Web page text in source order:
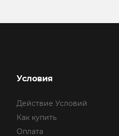
Условия
Действие Условий
Как купить
Оплата